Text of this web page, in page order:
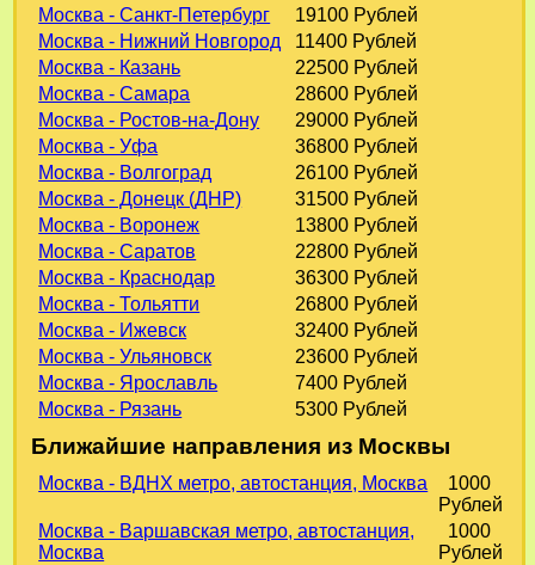
Москва - Санкт-Петербург
19100 Рублей
Москва - Нижний Новгород
11400 Рублей
Москва - Казань
22500 Рублей
Москва - Самара
28600 Рублей
Москва - Ростов-на-Дону
29000 Рублей
Москва - Уфа
36800 Рублей
Москва - Волгоград
26100 Рублей
Москва - Донецк (ДНР)
31500 Рублей
Москва - Воронеж
13800 Рублей
Москва - Саратов
22800 Рублей
Москва - Краснодар
36300 Рублей
Москва - Тольятти
26800 Рублей
Москва - Ижевск
32400 Рублей
Москва - Ульяновск
23600 Рублей
Москва - Ярославль
7400 Рублей
Москва - Рязань
5300 Рублей
Ближайшие направления из Москвы
Москва - ВДНХ метро, автостанция, Москва
1000
Рублей
Москва - Варшавская метро, автостанция,
Москва
1000
Рублей